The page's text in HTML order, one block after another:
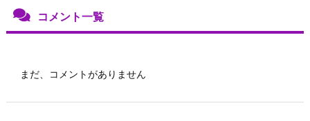
コメント一覧
まだ、コメントがありません